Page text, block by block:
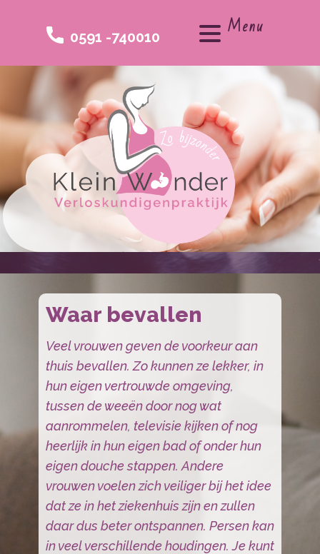
Menu
0591 -740010
Waar​ bevallen
Veel vrouwen geven de voorkeur aan
thuis bevallen. Zo kunnen ze lekker, in
hun eigen vertrouwde omgeving,
tussen de weeën door nog wat
aanrommelen, televisie kijken of nog
heerlijk in hun eigen bad of onder hun
eigen douche stappen. Andere
vrouwen voelen zich veiliger bij het idee
dat ze in het ziekenhuis zijn en zullen
daar dus beter ontspannen. Persen kan
in veel verschillende houdingen. Je kunt